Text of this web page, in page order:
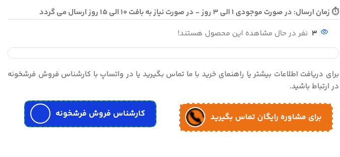
⏱ زمان ارسال: در صورت موجودی 1 الی 3 روز - در صورت نیاز به بافت 10 الی 15 روز ارسال می گردد
3 نفر در حال مشاهده این محصول هستند!
برای دریافت اطلاعات بیشتر یا راهنمای خرید با ما تماس بگیرید یا در واتساپ با کارشناس فروش فرشخونه
در ارتباط باشید.
برای مشاوره رایگان تماس بگیرید کارشناس فروش فرشخونه